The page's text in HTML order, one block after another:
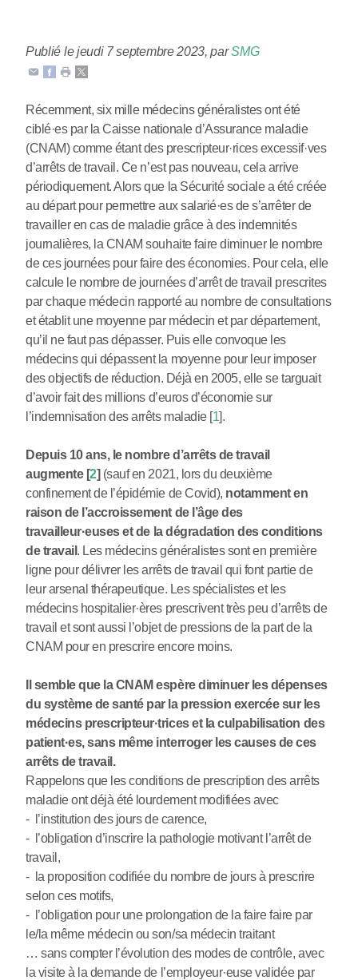
Publié le jeudi 7 septembre 2023,parSMG
Récemment, six mille médecins généralistes ont été
ciblé·es par la Caisse nationale d’Assurance maladie
(CNAM) comme étant des prescripteur·rices excessif·ves
d’arrêts de travail. Ce n’est pas nouveau, cela arrive
périodiquement. Alors que la Sécurité sociale a été créée
au départ pour permettre aux salarié·es de s’arrêter de
travailler en cas de maladie grâce à des indemnités
journalières, la CNAM souhaite faire diminuer le nombre
de ces journées pour faire des économies. Pour cela, elle
calcule le nombre de journées d’arrêt de travail prescrites
par chaque médecin rapporté au nombre de consultations
et établit une moyenne par médecin et par département,
qu’il ne faut pas dépasser. Puis elle convoque les
médecins qui dépassent la moyenne pour leur imposer
des objectifs de réduction. Déjà en 2005, elle se targuait
d’avoir fait des millions d’euros d’économie sur
l’indemnisation des arrêts maladie[1].
Depuis 10 ans, le nombre d’arrêts de travail
augmente[2] (sauf en 2021, lors du deuxième
confinement de l’épidémie de Covid), notamment en
raison de l’accroissement de l’âge des
travailleur·euses et de la dégradation des conditions
de travail . Les médecins généralistes sont en première
ligne pour délivrer les arrêts de travail qui font partie de
leur arsenal thérapeutique. Les spécialistes et les
médecins hospitalier·ères prescrivent très peu d’arrêts de
travail et sont aussi l’objet de pressions de la part de la
CNAM pour en prescrire encore moins.
Il semble que la CNAM espère diminuer les dépenses
du système de santé par la pression exercée sur les
médecins prescripteur·trices et la culpabilisation des
patient·es, sans même interroger les causes de ces
arrêts de travail.
Rappelons que les conditions de prescription des arrêts
maladie ont déjà été lourdement modifiées avec
- l’institution des jours de carence,
- l’obligation d’inscrire la pathologie motivant l’arrêt de
travail,
- la proposition codifiée du nombre de jours à prescrire
selon ces motifs,
- l’obligation pour une prolongation de la faire faire par
le/la même médecin ou son/sa médecin traitant
… sans compter l’évolution des modes de contrôle, avec
la visite à la demande de l’employeur·euse validée par